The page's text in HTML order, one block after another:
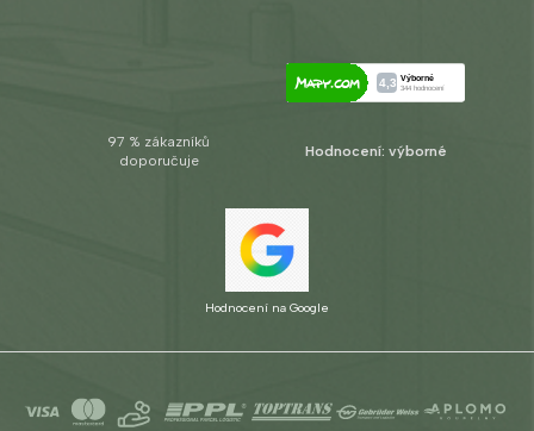
97 % zákazníků
doporučuje
Hodnocení: výborné
Hodnocení na Google